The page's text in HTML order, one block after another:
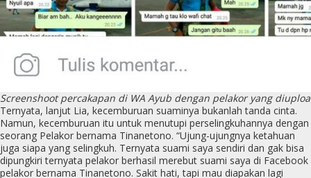
Screenshoot percakapan di WA Ayub dengan pelakor yang
Ternyata, lanjut Lia, kecemburuan suaminya bukanlah tanda cinta.
Namun, kecemburuan itu untuk menutupi perselingkuhannya dengan
seorang Pelakor bernama Tinanetono. “Ujung-ujungnya ketahuan
juga siapa yang selingkuh. Ternyata suami saya sendiri dan gak bisa
dipungkiri ternyata pelakor berhasil merebut suami saya di Facebook
pelakor bernama Tinanetono. Sakit hati, tapi mau diapakan lagi